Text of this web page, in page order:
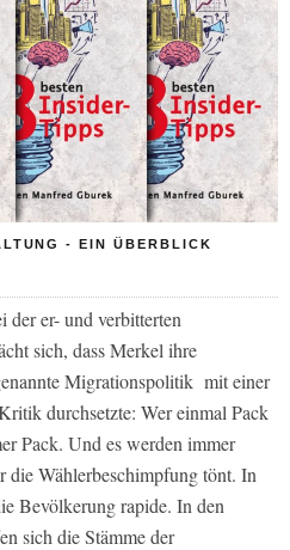
- EIN ÜBERBLICK
er- und verbitterten
sich, dass Merkel ihre
Migrationspolitik mit einer
durchsetzte: Wer einmal Pack
Pack. Und es werden immer
die Wählerbeschimpfung tönt. In
Bevölkerung rapide. In den
sich die Stämme der